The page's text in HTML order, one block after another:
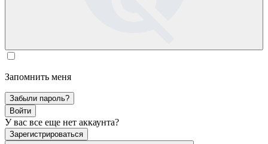
Запомнить меня
Забыли пароль?
Войти
У вас все еще нет аккаунта?
Зарегистрироваться